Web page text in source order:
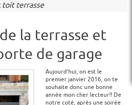
toit terrasse
la terrasse et
de garage
Aujourd’hui, on est le
premier janvier 2016, on te
souhaite donc une bonne
année mon cher lecteur!! De
notre coté, après une soirée